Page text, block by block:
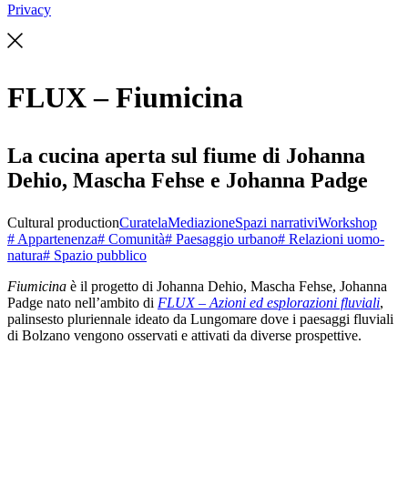
Privacy
FLUX – Fiumicina
La cucina aperta sul fiume di Johanna
Dehio, Mascha Fehse e Johanna Padge
Cultural productionCuratelaMediazioneSpazi narrativiWorkshop
# Appartenenza# Comunità# Paesaggio urbano# Relazioni uomo-
natura# Spazio pubblico
Fiumicina è il progetto di Johanna Dehio, Mascha Fehse, Johanna
Padge nato nell’ambito di FLUX – Azioni ed esplorazioni fluviali,
palinsesto pluriennale ideato da Lungomare dove i paesaggi fluviali
di Bolzano vengono osservati e attivati da diverse prospettive.